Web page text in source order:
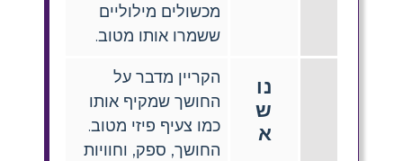
מכשולים מילוליים
ששמרו אותו מטוב.
נו
ש
א
הקריין מדבר על
החושך שמקיף אותו
כמו צעיף פיזי מטוב.
החושך, ספק, וחוויות